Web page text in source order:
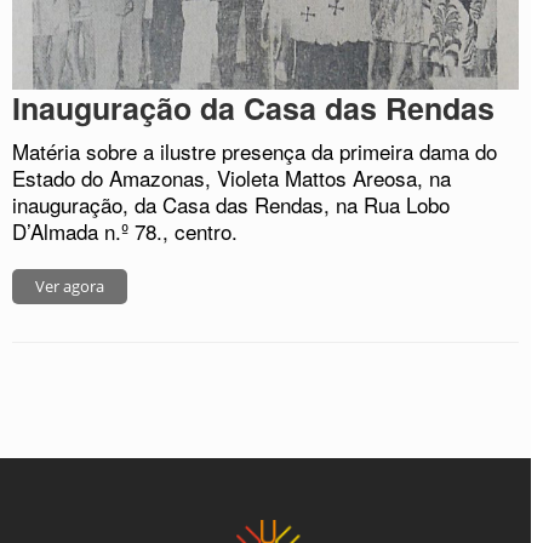
Inauguração da Casa das Rendas
Matéria sobre a ilustre presença da primeira dama do
Estado do Amazonas, Violeta Mattos Areosa, na
inauguração, da Casa das Rendas, na Rua Lobo
D’Almada n.º 78., centro.
Ver agora